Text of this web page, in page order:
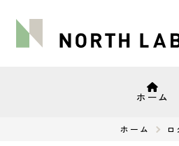
ホーム
ホーム ロ